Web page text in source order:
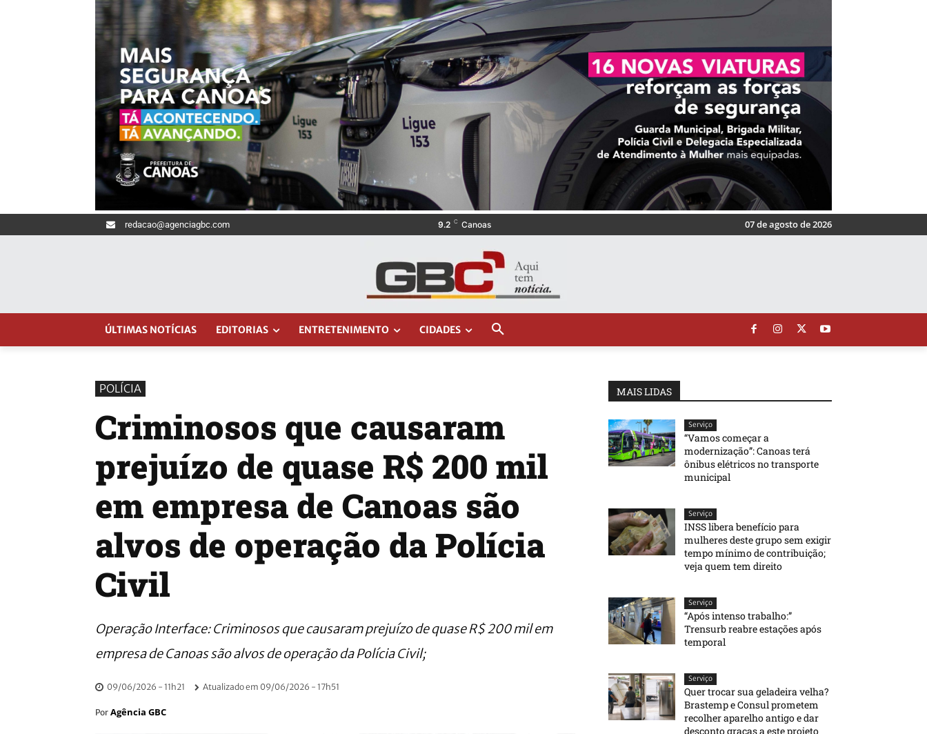
redacao@agenciagbc.com 9.2 C Canoas 07 de agosto de 2026
ÚLTIMAS NOTÍCIAS EDITORIAS ENTRETENIMENTO CIDADES
POLÍCIA
Criminosos que causaram
prejuízo de quase R$ 200 mil
em empresa de Canoas são
alvos de operação da Polícia
Civil
Operação Interface: Criminosos que causaram prejuízo de quase R$ 200 mil em
empresa de Canoas são alvos de operação da Polícia Civil;
09/06/2026 - 11h21 Atualizado em 09/06/2026 - 17h51
Por Agência GBC
MAIS LIDAS
Serviço
“Vamos começar a
modernização”: Canoas terá
ônibus elétricos no transporte
municipal
Serviço
INSS libera benefício para
mulheres deste grupo sem exigir
tempo mínimo de contribuição;
veja quem tem direito
Serviço
“Após intenso trabalho:”
Trensurb reabre estações após
temporal
Serviço
Quer trocar sua geladeira velha?
Brastemp e Consul prometem
recolher aparelho antigo e dar
desconto graças a este projeto